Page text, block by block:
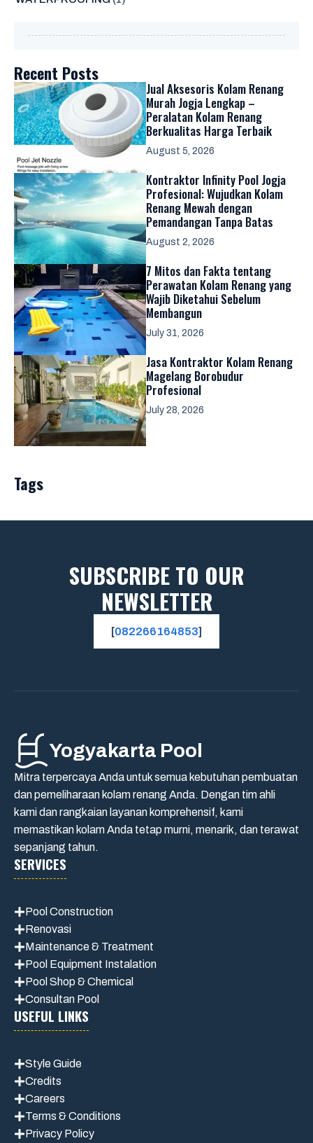
Recent Posts
Jual Aksesoris Kolam Renang
Murah Jogja Lengkap –
Peralatan Kolam Renang
Berkualitas Harga Terbaik
August 5, 2026
Kontraktor Infinity Pool Jogja
Profesional: Wujudkan Kolam
Renang Mewah dengan
Pemandangan Tanpa Batas
August 2, 2026
7 Mitos dan Fakta tentang
Perawatan Kolam Renang yang
Wajib Diketahui Sebelum
Membangun
July 31, 2026
Jasa Kontraktor Kolam Renang
Magelang Borobudur
Profesional
July 28, 2026
Tags
SUBSCRIBE TO OUR
NEWSLETTER
[082266164853]
Yogyakarta Pool
Mitra terpercaya Anda untuk semua kebutuhan pembuatan
dan pemeliharaan kolam renang Anda. Dengan tim ahli
kami dan rangkaian layanan komprehensif, kami
memastikan kolam Anda tetap murni, menarik, dan terawat
sepanjang tahun.
SERVICES
Pool Construction
Renovasi
Maintenance& Treatment
Pool Equipment Instalation
Pool Shop & Chemical
Consultan Pool
USEFUL LINKS
Style Guide
Credits
Careers
Terms & Conditions
Privacy Policy